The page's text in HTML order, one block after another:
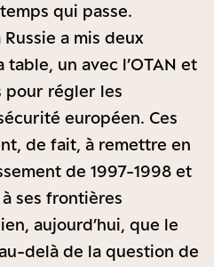
qui passe.
a mis deux
un avec l’OTAN et
pour régler les
européen. Ces
de fait, à remettre en
de 1997-1998 et
ses frontières
aujourd’hui, que le
delà de la question de